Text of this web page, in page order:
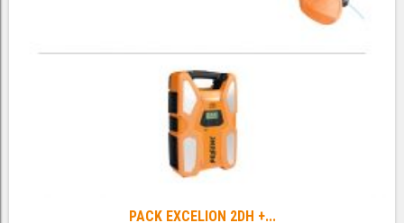
PACK EXCELION 2DH +...